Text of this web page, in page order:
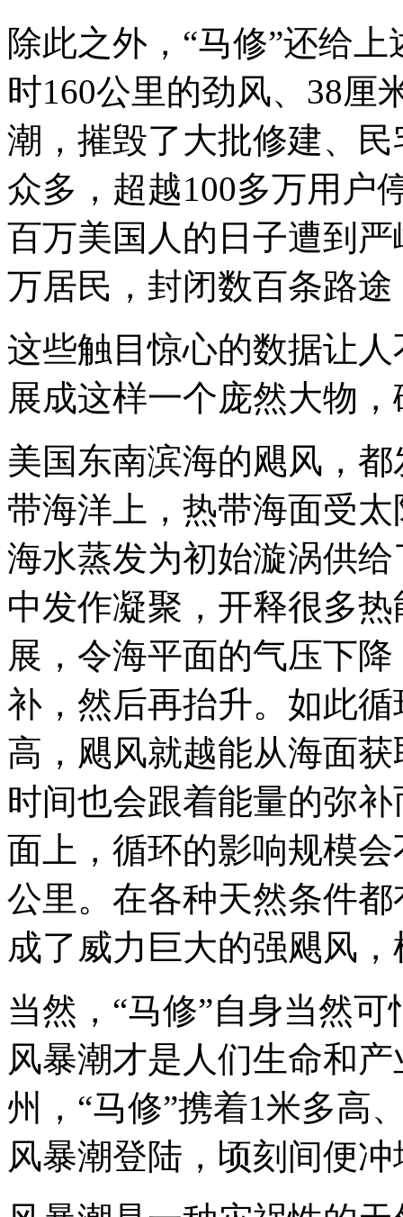
除此之外，“马修”还给
时160公里的劲风、38厘
潮，摧毁了大批修建、
众多，超越100多万用户
百万美国人的日子遭到
万居民，封闭数百条路
这些触目惊心的数据让
展成这样一个庞然大物
美国东南滨海的飓风，
带海洋上，热带海面受
海水蒸发为初始漩涡供
中发作凝聚，开释很多
展，令海平面的气压下
补，然后再抬升。如此
高，飓风就越能从海面
时间也会跟着能量的弥
面上，循环的影响规模
公里。在各种天然条件
成了威力巨大的强飓风
当然，“马修”自身当然
风暴潮才是人们生命和
州，“马修”携着1米多高
风暴潮登陆，顷刻间便